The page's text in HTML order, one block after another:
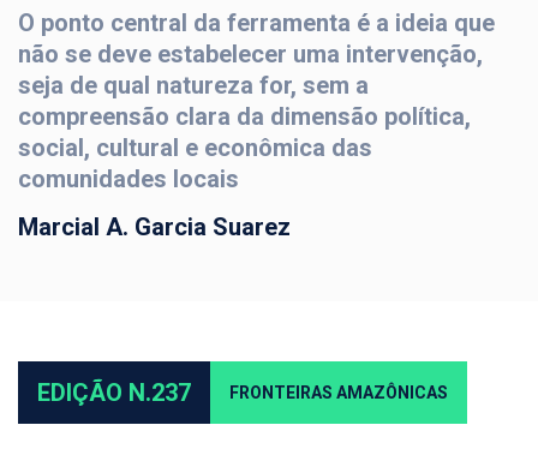
O ponto central da ferramenta é a ideia que
não se deve estabelecer uma intervenção,
seja de qual natureza for, sem a
compreensão clara da dimensão política,
social, cultural e econômica das
comunidades locais
Marcial A. Garcia Suarez
EDIÇÃO N.237 FRONTEIRAS AMAZÔNICAS